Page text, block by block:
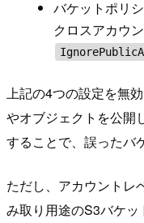
バケットポリ
クロスアカウ
上記の4つの設定を無
やオブジェクトを公開
することで、誤ったバ
ただし、アカウントレ
み取り用途のS3バケッ